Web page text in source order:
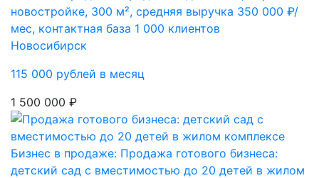
новостройке, 300 м², средняя выручка 350 000 ₽/
мес, контактная база 1 000 клиентов
Новосибирск
115 000 рублей в месяц
1 500 000 ₽
Бизнес в продаже: Продажа готового бизнеса:
детский сад с вместимостью до 20 детей в жилом